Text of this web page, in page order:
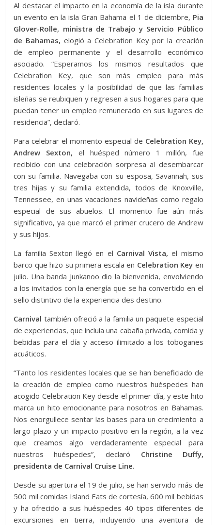
Al destacar el impacto en la economía de la isla durante
un evento en la isla Gran Bahama el 1 de diciembre, Pia
Glover-Rolle, ministra de Trabajo y Servicio Público
de Bahamas, elogió a Celebration Key por la creación
de empleo permanente y el desarrollo económico
asociado. “Esperamos los mismos resultados que
Celebration Key, que son más empleo para más
residentes locales y la posibilidad de que las familias
isleñas se reubiquen y regresen a sus hogares para que
puedan tener un empleo remunerado en sus lugares de
residencia”, declaró.
Para celebrar el momento especial de Celebration Key,
Andrew Sexton, el huésped número 1 millón, fue
recibido con una celebración sorpresa al desembarcar
con su familia. Navegaba con su esposa, Savannah, sus
tres hijas y su familia extendida, todos de Knoxville,
Tennessee, en unas vacaciones navideñas como regalo
especial de sus abuelos. El momento fue aún más
significativo, ya que marcó el primer crucero de Andrew
y sus hijos.
La familia Sexton llegó en el Carnival Vista, el mismo
barco que hizo su primera escala en Celebration Key en
julio. Una banda Junkanoo dio la bienvenida, envolviendo
a los invitados con la energía que se ha convertido en el
sello distintivo de la experiencia des destino.
Carnival también ofreció a la familia un paquete especial
de experiencias, que incluía una cabaña privada, comida y
bebidas para el día y acceso ilimitado a los toboganes
acuáticos.
“Tanto los residentes locales que se han beneficiado de
la creación de empleo como nuestros huéspedes han
acogido Celebration Key desde el primer día, y este hito
marca un hito emocionante para nosotros en Bahamas.
Nos enorgullece sentar las bases para un crecimiento a
largo plazo y un impacto positivo en la región, a la vez
que creamos algo verdaderamente especial para
nuestros huéspedes”, declaró Christine Duffy,
presidenta de Carnival Cruise Line.
Desde su apertura el 19 de julio, se han servido más de
500 mil comidas Island Eats de cortesía, 600 mil bebidas
y ha ofrecido a sus huéspedes 40 tipos diferentes de
excursiones en tierra, incluyendo una aventura de